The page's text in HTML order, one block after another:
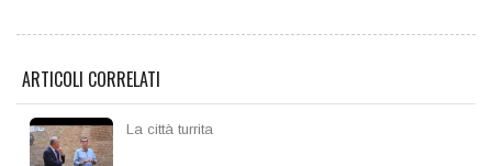
ARTICOLI CORRELATI
La città turrita